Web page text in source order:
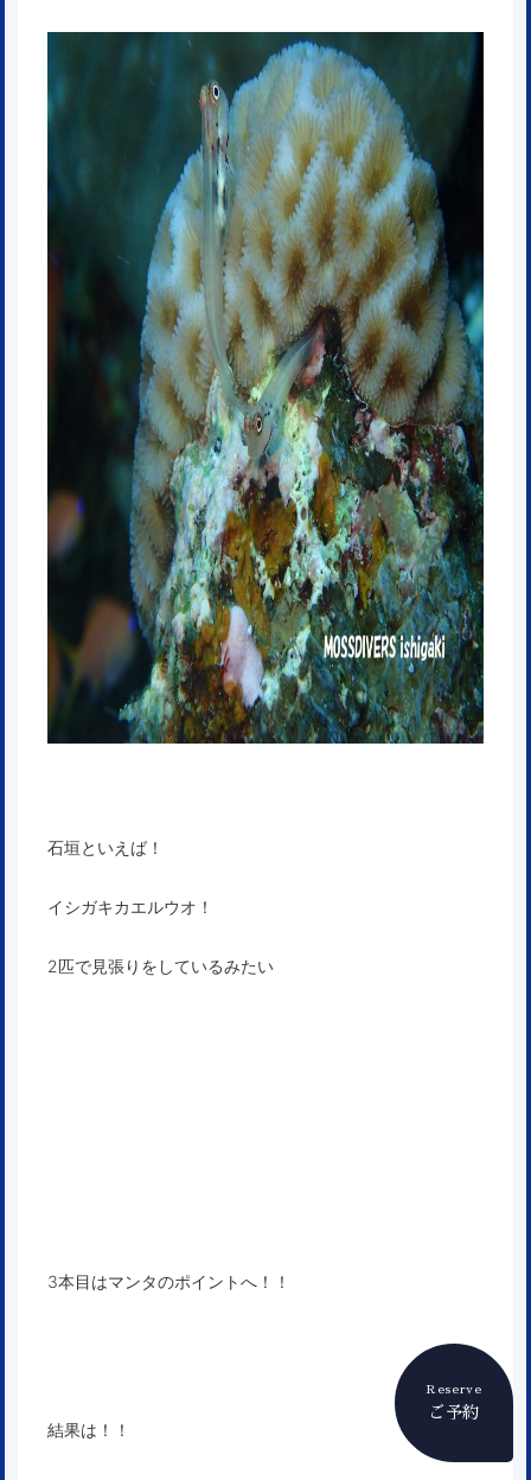
Reserve
ご予約
石垣といえば！
イシガキカエルウオ！
2匹で見張りをしているみたい
3本目はマンタのポイントへ！！
結果は！！